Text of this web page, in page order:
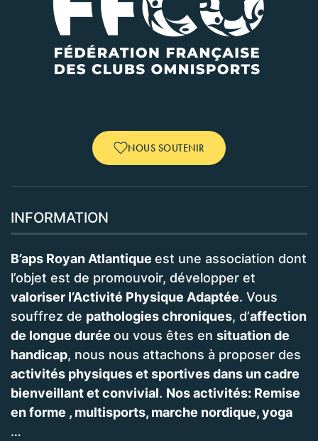
NOUS SOUTENIR
INFORMATION
B’aps Royan Atlantique est une association dont
l’objet est de promouvoir, développer et
valoriser l’Activité Physique Adaptée. Vous
souffrez de pathologies chroniques, d’affection
de longue durée ou vous êtes en situation de
handicap, nous nous attachons à proposer des
activités physiques et sportives dans un cadre
bienveillant et convivial. Nos activités: Remise
en forme , multisports, marche nordique, yoga
…